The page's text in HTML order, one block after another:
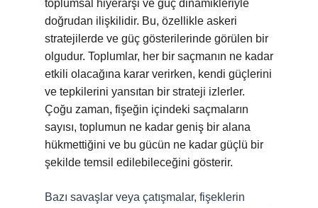
toplumsal hiyerarşi ve güç dinamikleriyle
doğrudan ilişkilidir. Bu, özellikle askeri
stratejilerde ve güç gösterilerinde görülen bir
olgudur. Toplumlar, her bir saçmanın ne kadar
etkili olacağına karar verirken, kendi güçlerini
ve tepkilerini yansıtan bir strateji izlerler.
Çoğu zaman, fişeğin içindeki saçmaların
sayısı, toplumun ne kadar geniş bir alana
hükmettiğini ve bu gücün ne kadar güçlü bir
şekilde temsil edilebileceğini gösterir.
Bazı savaşlar veya çatışmalar, fişeklerin